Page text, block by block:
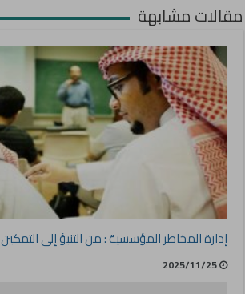
مقالات مشابهة
إدارة المخاطر المؤسسية : من التنبؤ إلى التمكين
2025/11/25